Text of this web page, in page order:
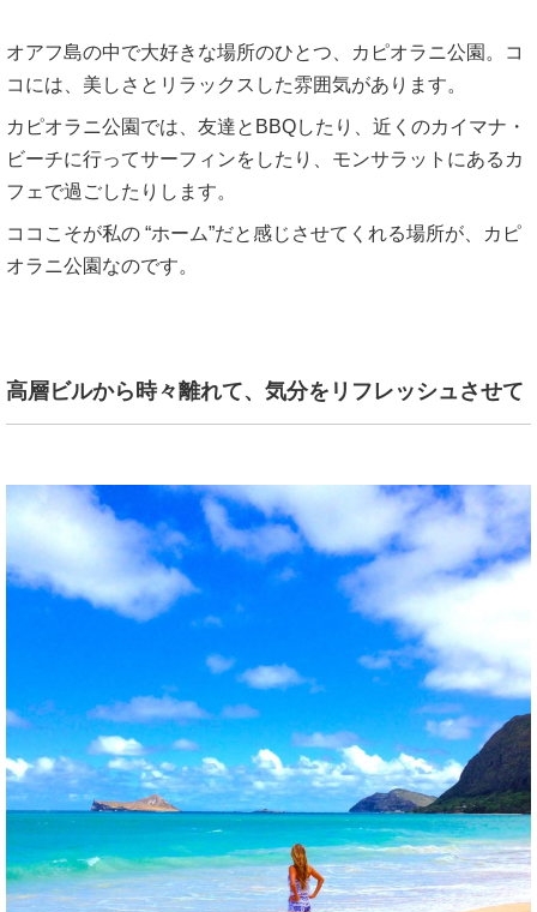
オアフ島の中で大好きな場所のひとつ、カピオラニ公園。コ
コには、美しさとリラックスした雰囲気があります。
カピオラニ公園では、友達とBBQしたり、近くのカイマナ・
ビーチに行ってサーフィンをしたり、モンサラットにあるカ
フェで過ごしたりします。
ココこそが私の “ホーム”だと感じさせてくれる場所が、カピ
オラニ公園なのです。
高層ビルから時々離れて、気分をリフレッシュさせて